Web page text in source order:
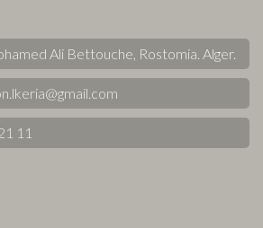
Ali Bettouche, Rostomia. Alger.
11